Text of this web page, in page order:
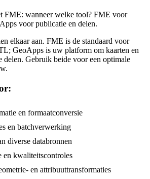
FME: wanneer welke tool? FME voor
voor publicatie en delen.
elkaar aan. FME is de standaard voor
GeoApps is uw platform om kaarten en
delen. Gebruik beide voor een optimale
en formaatconversie
en batchverwerking
diverse databronnen
en kwaliteitscontroles
en attribuuttransformaties